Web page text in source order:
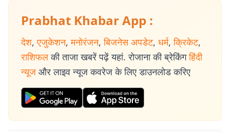
Prabhat Khabar App :
देश, एजुकेशन, मनोरंजन, बिजनेस अपडेट, धर्म, क्रिकेट,
राशिफल की ताजा खबरें पढ़ें यहां. रोजाना की ब्रेकिंग हिंदी
न्यूज और लाइव न्यूज कवरेज के लिए डाउनलोड करिए